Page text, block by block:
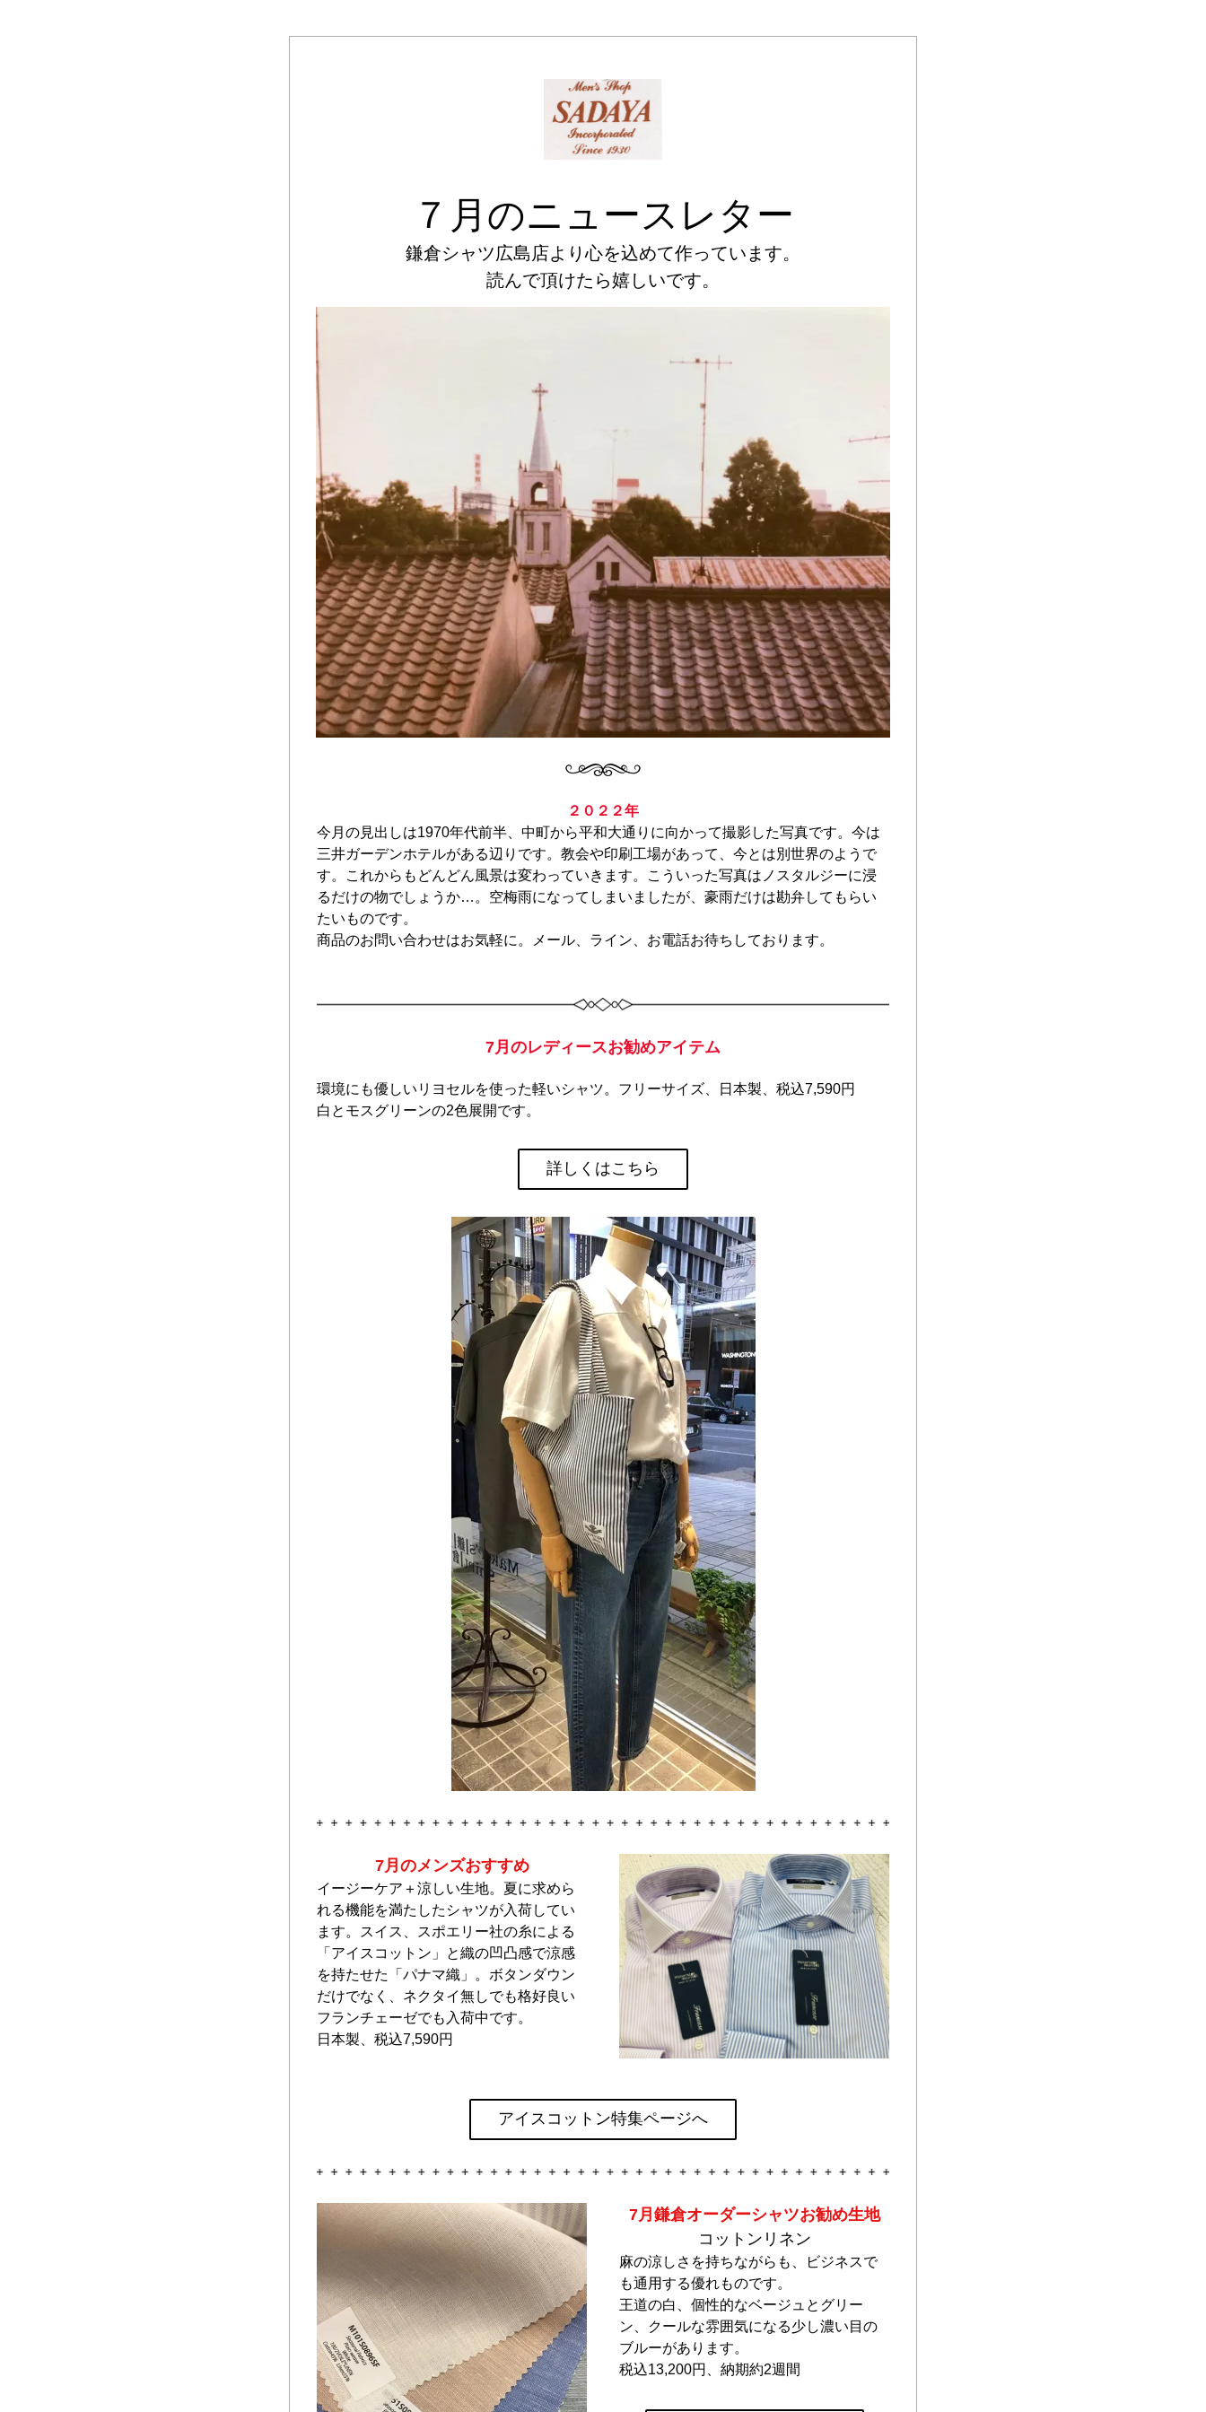
７月のニュースレター
鎌倉シャツ広島店より心を込めて作っています。
読んで頂けたら嬉しいです。
２０２２年
今月の見出しは1970年代前半、中町から平和大通りに向かって撮影した写真です。今は
三井ガーデンホテルがある辺りです。教会や印刷工場があって、今とは別世界のようで
す。これからもどんどん風景は変わっていきます。こういった写真はノスタルジーに浸
るだけの物でしょうか…。空梅雨になってしまいましたが、豪雨だけは勘弁してもらい
たいものです。
商品のお問い合わせはお気軽に。メール、ライン、お電話お待ちしております。
7月のレディースお勧めアイテム
環境にも優しいリヨセルを使った軽いシャツ。フリーサイズ、日本製、税込7,590円
白とモスグリーンの2色展開です。
詳しくはこちら
7月のメンズおすすめ
イージーケア＋涼しい生地。夏に求めら
れる機能を満たしたシャツが入荷してい
ます。スイス、スポエリー社の糸による
「アイスコットン」と織の凹凸感で涼感
を持たせた「パナマ織」。ボタンダウン
だけでなく、ネクタイ無しでも格好良い
フランチェーゼでも入荷中です。
日本製、税込7,590円
アイスコットン特集ページへ
7月鎌倉オーダーシャツお勧め生地
コットンリネン
麻の涼しさを持ちながらも、ビジネスで
も通用する優れものです。
王道の白、個性的なベージュとグリー
ン、クールな雰囲気になる少し濃い目の
ブルーがあります。
税込13,200円、納期約2週間